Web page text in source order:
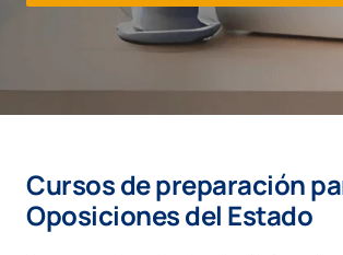
Cursos de preparación
Oposiciones del Estado